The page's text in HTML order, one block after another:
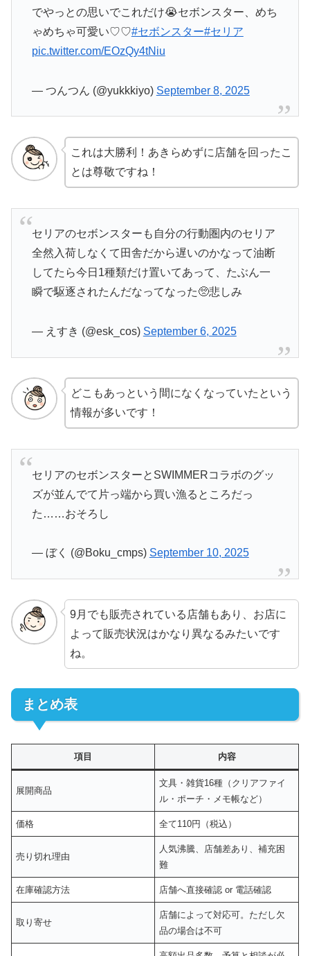
でやっとの思いでこれだけ😭セボンスター、めち
ゃめちゃ可愛い♡♡#セボンスター#セリア
pic.twitter.com/EOzQy4tNiu
— つんつん (@yukkkiyo) September 8, 2025
これは大勝利！あきらめずに店舗を回ったこ
とは尊敬ですね！
セリアのセボンスターも自分の行動圏内のセリア
全然入荷しなくて田舎だから遅いのかなって油断
してたら今日1種類だけ置いてあって、たぶん一
瞬で駆逐されたんだなってなった🥺悲しみ
— えすき (@esk_cos) September 6, 2025
どこもあっという間になくなっていたという
情報が多いです！
セリアのセボンスターとSWIMMERコラボのグッ
ズが並んでて片っ端から買い漁るところだっ
た……おそろし
— ぼく (@Boku_cmps) September 10, 2025
9月でも販売されている店舗もあり、お店に
よって販売状況はかなり異なるみたいです
ね。
まとめ表
項目 内容
展開商品
文具・雑貨16種（クリアファイ
ル・ポーチ・メモ帳など）
価格 全て110円（税込）
売り切れ理由
人気沸騰、店舗差あり、補充困
難
在庫確認方法 店舗へ直接確認 or 電話確認
取り寄せ
店舗によって対応可。ただし欠
品の場合は不可